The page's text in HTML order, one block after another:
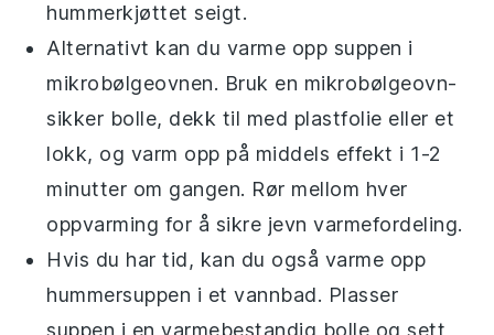
hummerkjøttet seigt.
Alternativt kan du varme opp suppen i
mikrobølgeovnen. Bruk en mikrobølgeovn-
sikker bolle, dekk til med plastfolie eller et
lokk, og varm opp på middels effekt i 1-2
minutter om gangen. Rør mellom hver
oppvarming for å sikre jevn varmefordeling.
Hvis du har tid, kan du også varme opp
hummersuppen i et vannbad. Plasser
suppen i en varmebestandig bolle og sett